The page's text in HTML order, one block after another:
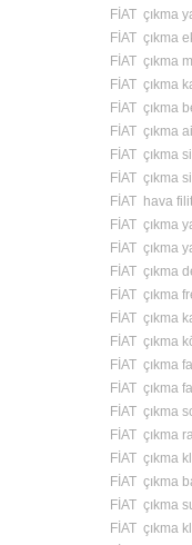
FİAT çıkma
FİAT çıkma
FİAT çıkma
FİAT çıkma
FİAT çıkma
FİAT çıkma
FİAT çıkma
FİAT çıkma
FİAT hava
FİAT çıkma
FİAT çıkma
FİAT çıkma
FİAT çıkma
FİAT çıkma
FİAT çıkma
FİAT çıkma
FİAT çıkma
FİAT çıkma
FİAT çıkma
FİAT çıkma
FİAT çıkma
FİAT çıkma
FİAT çıkma